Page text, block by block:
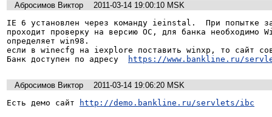
Абросимов Виктор
2011-03-14 19:00:10 MSK
IE 6 установлен через команду ieinstal.  При попытке
проходит проверку на версию ОС, для банка необходимо
определяет win98.
если в winecfg на iexplore поставить winxp, то сайт
Банк доступен по адресу
https://www.bankline.ru/
Абросимов Виктор
2011-03-14 19:06:20 MSK
Есть демо сайт
http://demo.bankline.ru/servlets/ibc